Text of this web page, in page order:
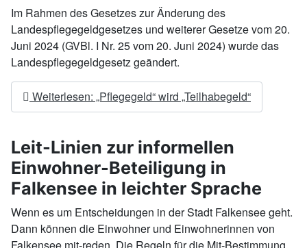
Im Rahmen des Gesetzes zur Änderung des
Landespflegegeldgesetzes und weiterer Gesetze vom 20.
Juni 2024 (GVBl. I Nr. 25 vom 20. Juni 2024) wurde das
Landespflegegeldgesetz geändert.
Weiterlesen: „Pflegegeld“ wird „Teilhabegeld“
Leit-Linien zur informellen
Einwohner-Beteiligung in
Falkensee in leichter Sprache
Wenn es um Entscheidungen in der Stadt Falkensee geht.
Dann können die Einwohner und Einwohnerinnen von
Falkensee mit-reden. Die Regeln für die Mit-Bestimmung